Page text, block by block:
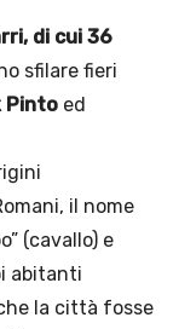
di cui 36
sfilare fieri
Pinto ed
il nome
(cavallo) e
abitanti
la città fosse